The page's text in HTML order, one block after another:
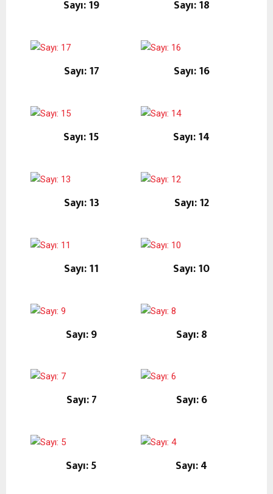
Sayı: 19 Sayı: 18
Sayı: 17 Sayı: 16
Sayı: 15 Sayı: 14
Sayı: 13 Sayı: 12
Sayı: 11 Sayı: 10
Sayı: 9 Sayı: 8
Sayı: 7 Sayı: 6
Sayı: 5 Sayı: 4